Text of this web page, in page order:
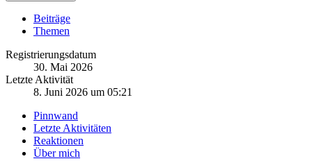
Beiträge
Themen
Registrierungsdatum
30. Mai 2026
Letzte Aktivität
8. Juni 2026 um 05:21
Pinnwand
Letzte Aktivitäten
Reaktionen
Über mich